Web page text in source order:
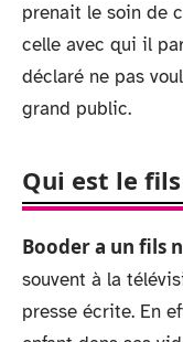
prenait le soin de
celle avec qui il
déclaré ne pas
grand public.
Qui est le
Booder a un fils
souvent à la
presse écrite. En